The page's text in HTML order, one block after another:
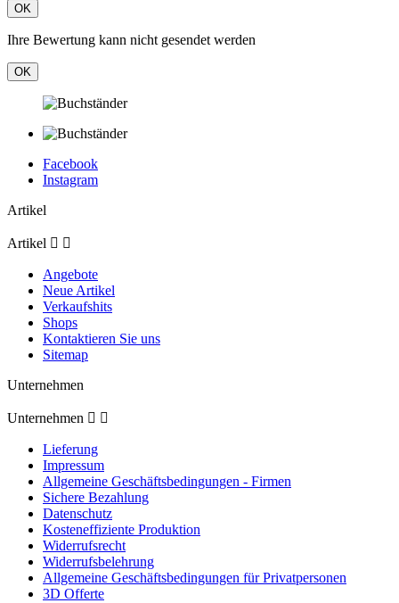
OK
Ihre Bewertung kann nicht gesendet werden
OK
Facebook
Instagram
Artikel
Artikel  
Angebote
Neue Artikel
Verkaufshits
Shops
Kontaktieren Sie uns
Sitemap
Unternehmen
Unternehmen  
Lieferung
Impressum
Allgemeine Geschäftsbedingungen - Firmen
Sichere Bezahlung
Datenschutz
Kosteneffiziente Produktion
Widerrufsrecht
Widerrufsbelehrung
Allgemeine Geschäftsbedingungen für Privatpersonen
3D Offerte